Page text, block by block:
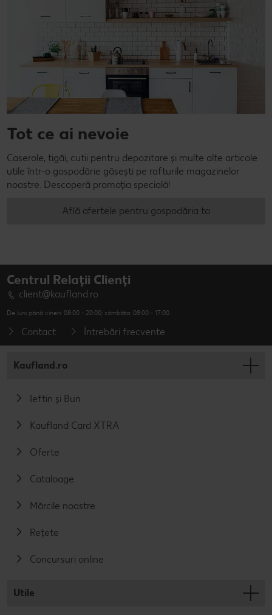
Tot ce ai nevoie
Caserole, tigăi, cutii pentru depozitare și multe alte articole
utile într-o gospodărie găsești pe rafturile magazinelor
noastre. Descoperă promoția specială!
Află ofertele pentru gospodăria ta
Centrul Relații Clienți
client@kaufland.ro
De luni până vineri: 08:00 - 20:00; sâmbăta: 08:00 - 17:00
Contact Întrebări frecvente
Kaufland.ro
Ieftin și Bun
Kaufland Card XTRA
Oferte
Cataloage
Mărcile noastre
Rețete
Concursuri online
Utile